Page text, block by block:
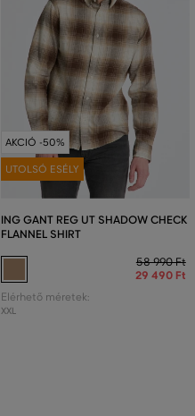
AKCIÓ -50%
UTOLSÓ ESÉLY
ING GANT REG UT SHADOW CHECK
FLANNEL SHIRT
58 990 Ft
29 490 Ft
Elérhető méretek:
XXL